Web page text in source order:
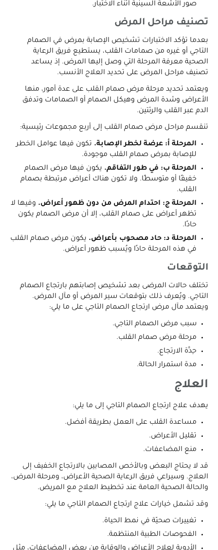
صور الأشعة السينية أثناء الاختبار.
تصنيف مراحل المرض
بعدما تؤكد الاختبارات تشخيص الإصابة بمرض في الصمام
التاجي أو غيره من صمامات القلب، يستطيع فريق الرعاية
الصحية معرفة المرحلة التي وصل إليها المرض. إذ يساعد
تصنيف مراحل المرض على تحديد العلاج الأنسب.
ويعتمد تحديد مرحلة مرض صمام القلب على عدة أمور، منها
الأعراض وشدة المرض وهيكل الصمام أو الصمامات وتدفق
الدم عبر القلب والرئتين.
تنقسم مراحل مرض صمام القلب إلى أربع مجموعات رئيسية:
المرحلة أ: عرضة لخطر الإصابة. تكون فيها عوامل الخطر
للإصابة بمرض صمام القلب موجودة.
المرحلة ب: في طور التفاقم. يكون فيها مرض الصمام
خفيفًا أو متوسطًا. ولا تكون هناك أعراض مرتبطة بصمام
القلب.
المرحلة ج: احتدام المرض من دون ظهور أعراض. وفيها لا
تظهر أعراض على صمام القلب، إلا أن مرض الصمام يكون
حادًا.
المرحلة د: حاد مصحوب بأعراض. يكون مرض صمام القلب
في هذه المرحلة حادًا ويُسبب ظهور أعراض.
التوقعات
تختلف حالات المرضى بعد تشخيص إصابتهم بارتجاع الصمام
التاجي. ويُعرف ذلك بتوقعات سير المرض أو مآل المرض.
ويعتمد مآل مرض ارتجاع الصمام التاجي على ما يلي:
سبب مرض الصمام التاجي.
مرحلة مرض صمام القلب.
حِدَّة الارتجاع.
مدة استمرار الحالة.
العلاج
يهدف علاج ارتجاع الصمام التاجي إلى ما يلي:
مساعدة القلب على العمل بطريقة أفضل.
تقليل الأعراض.
منع المضاعفات.
قد لا يحتاج البعض وبالأخص المصابين بالارتجاع الخفيف إلى
العلاج. وسيراعي فريق الرعاية الصحية الأعراض، ومرحلة المرض،
والحالة الصحية العامة عند تخطيط العلاج مع المريض.
وقد تشمل خيارات علاج ارتجاع الصمام التاجي ما يلي:
تغييرات صحيّة في نمط الحياة.
الفحوصات الطبية المنتظمة.